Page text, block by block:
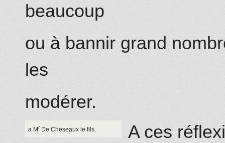
beaucoup
ou à bannir grand
les
modérer.
a Mr De Cheseaux le fils.
A ces